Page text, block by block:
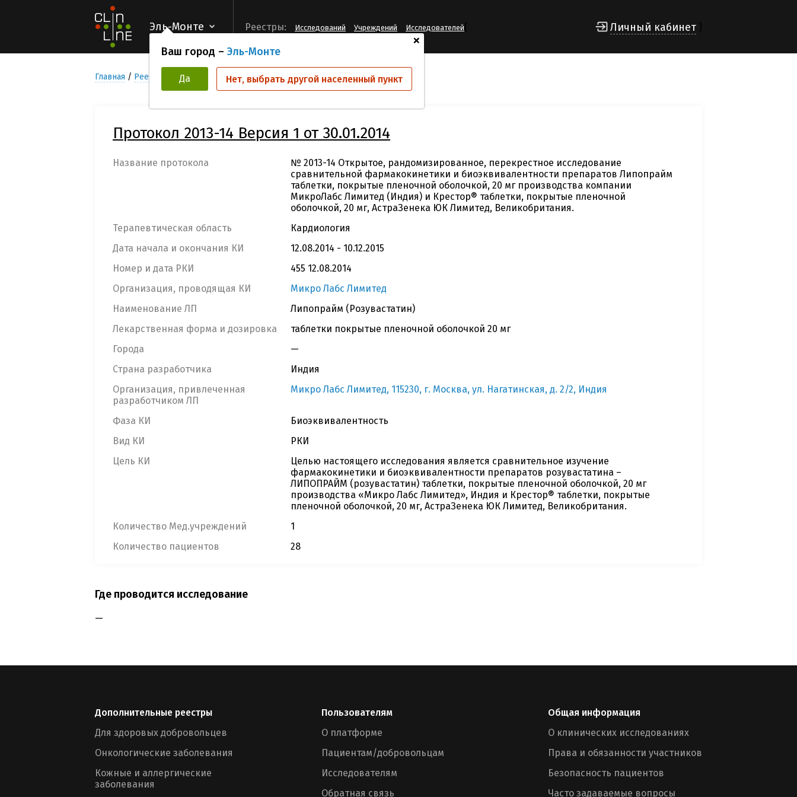
Эль-Монте
+
Ваш город – Эль-Монте
Да Нет, выбрать другой населенный пункт
Реестры: Исследований Учреждений Исследователей Личный кабинет
Главная Реестр Клинических исследований 2013-14 Версия 1 от 30.01.2014
Протокол 2013-14 Версия 1 от 30.01.2014
Название протокола
№ 2013-14 Открытое, рандомизированное, перекрестное исследование
сравнительной фармакокинетики и биоэквивалентности препаратов Липопрайм
таблетки, покрытые пленочной оболочкой, 20 мг производства компании
МикроЛабс Лимитед (Индия) и Крестор® таблетки, покрытые пленочной
оболочкой, 20 мг, АстраЗенека ЮК Лимитед, Великобритания.
Терапевтическая область
Кардиология
Дата начала и окончания КИ
12.08.2014 - 10.12.2015
Номер и дата РКИ
455 12.08.2014
Организация, проводящая КИ
Микро Лабс Лимитед
Наименование ЛП
Липопрайм (Розувастатин)
Лекарственная форма и дозировка
таблетки покрытые пленочной оболочкой 20 мг
Города
—
Страна разработчика
Индия
Организация, привлеченная
разработчиком ЛП
Микро Лабс Лимитед, 115230, г. Москва, ул. Нагатинская, д. 2/2, Индия
Фаза КИ
Биоэквивалентность
Вид КИ
РКИ
Цель КИ
Целью настоящего исследования является сравнительное изучение
фармакокинетики и биоэквивалентности препаратов розувастатина –
ЛИПОПРАЙМ (розувастатин) таблетки, покрытые пленочной оболочкой, 20 мг
производства «Микро Лабс Лимитед», Индия и Крестор® таблетки, покрытые
пленочной оболочкой, 20 мг, АстраЗенека ЮК Лимитед, Великобритания.
Количество Мед.учреждений
1
Количество пациентов
28
Где проводится исследование
—
Дополнительные реестры
Для здоровых добровольцев
Онкологические заболевания
Кожные и аллергические
заболевания
Пользователям
О платформе
Пациентам/добровольцам
Исследователям
Обратная связь
Общая информация
О клинических исследованиях
Права и обязанности участников
Безопасность пациентов
Часто задаваемые вопросы